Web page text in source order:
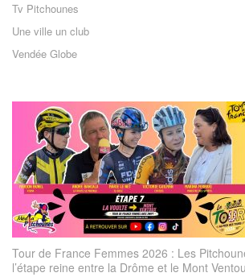
Tv Pitchounes
Une ville un club
Vendée Globe
Tour de France Femmes 2026 : Les
l’étape reine entre la Drôme et le Mont